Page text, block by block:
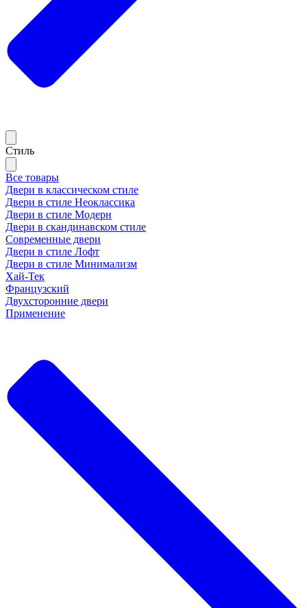
Стиль
Все товары
Двери в классическом стиле
Двери в стиле Неоклассика
Двери в стиле Модерн
Двери в скандинавском стиле
Современные двери
Двери в стиле Лофт
Двери в стиле Минимализм
Хай-Тек
Французский
Двухсторонние двери
Применение